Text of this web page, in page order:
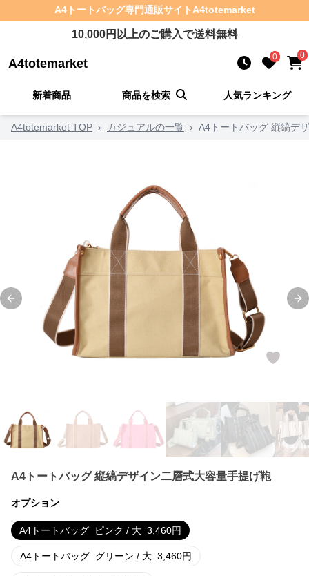
A4トートバッグ専門通販サイト A4totemarket
10,000円以上のご購入で送料無料
A4totemarket 0 0
新着商品 商品を検索 人気ランキング
A4totemarket TOP › カジュアルの一覧 › A4トートバッグ 縦縞デ
Previous slide
A4トートバッグ 縦縞デザイン二層式大容量手提げ鞄
オプション
A4トートバッグ ピンク / 大 3,460円
A4トートバッグ グリーン / 大 3,460円